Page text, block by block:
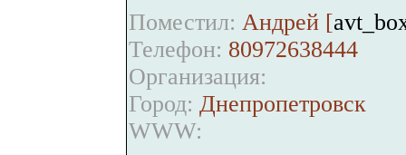
Поместил: Андрей [
Телефон: 80972638444
Организация:
Город: Днепропетровск
WWW: